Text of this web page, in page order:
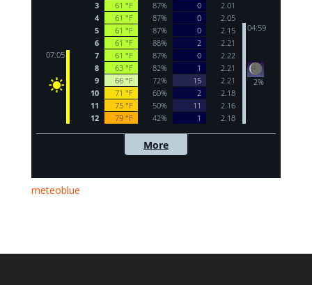
meteoblue